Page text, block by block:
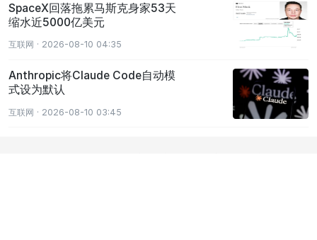
SpaceX回落拖累马斯克身家53天
缩水近5000亿美元
互联网 · 2026-08-10 04:35
Anthropic将Claude Code自动模
式设为默认
互联网 · 2026-08-10 03:45